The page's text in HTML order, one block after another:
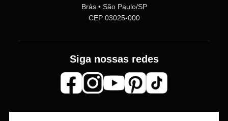
Aviamentos!
Fale com a gente pelo SAC para tirar
dúvidas sobre pedidos e produtos,
ou entre no nossoGrupo VIP
receba em primeira mão
promoções, lançamentos e
Brás • São Paulo/SP
CEP 03025-000
Siga nossas redes